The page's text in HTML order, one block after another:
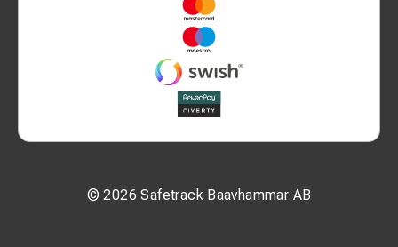
© 2026 Safetrack Baavhammar AB